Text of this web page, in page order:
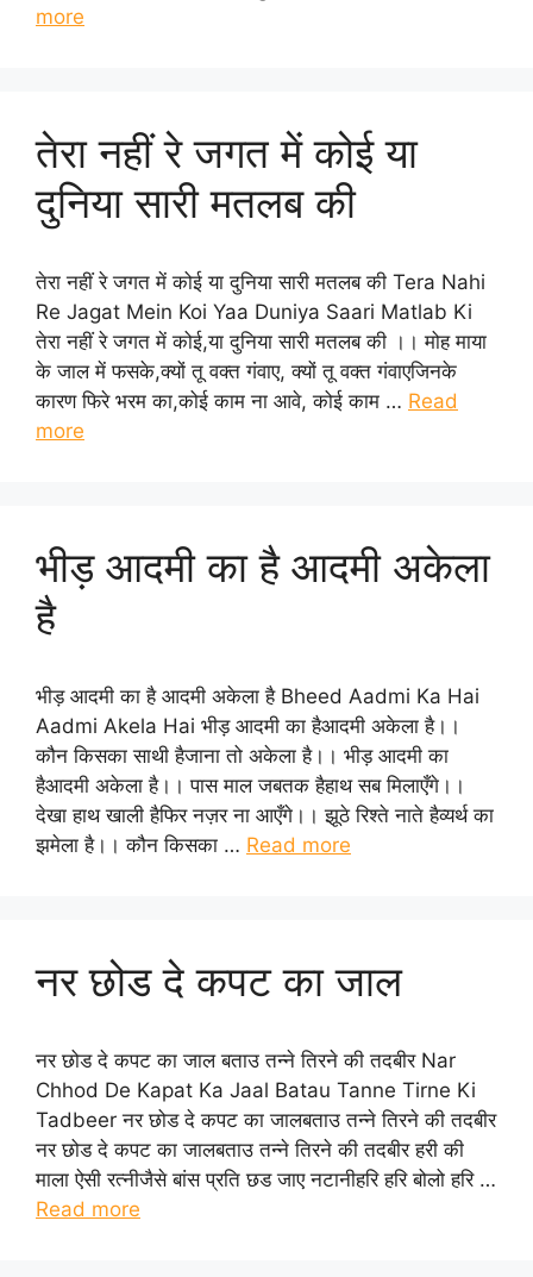
more
तेरा नहीं रे जगत में कोई या
दुनिया सारी मतलब की
तेरा नहीं रे जगत में कोई या दुनिया सारी मतलब की Tera Nahi
Re Jagat Mein Koi Yaa Duniya Saari Matlab Ki
तेरा नहीं रे जगत में कोई,या दुनिया सारी मतलब की ।। मोह माया
के जाल में फसके,क्यों तू वक्त गंवाए, क्यों तू वक्त गंवाएजिनके
कारण फिरे भरम का,कोई काम ना आवे, कोई काम … Read
more
भीड़ आदमी का है आदमी अकेला
है
भीड़ आदमी का है आदमी अकेला है Bheed Aadmi Ka Hai
Aadmi Akela Hai भीड़ आदमी का हैआदमी अकेला है।।
कौन किसका साथी हैजाना तो अकेला है।। भीड़ आदमी का
हैआदमी अकेला है।। पास माल जबतक हैहाथ सब मिलाएँगे।।
देखा हाथ खाली हैफिर नज़र ना आएँगे।। झूठे रिश्ते नाते हैव्यर्थ का
झमेला है।। कौन किसका … Read more
नर छोड दे कपट का जाल
नर छोड दे कपट का जाल बताउ तन्ने तिरने की तदबीर Nar
Chhod De Kapat Ka Jaal Batau Tanne Tirne Ki
Tadbeer नर छोड दे कपट का जालबताउ तन्ने तिरने की तदबीर
नर छोड दे कपट का जालबताउ तन्ने तिरने की तदबीर हरी की
माला ऐसी रत्नीजैसे बांस प्रति छड जाए नटानीहरि हरि बोलो हरि …
Read more